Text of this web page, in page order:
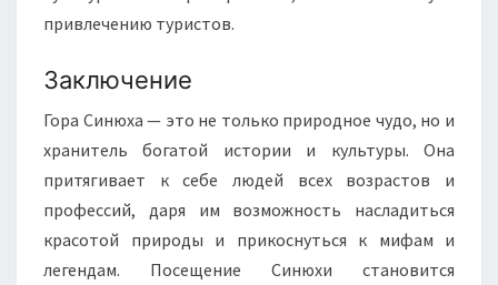
привлечению туристов.
Заключение
Гора Синюха — это не только природное чудо, но и
хранитель богатой истории и культуры. Она
притягивает к себе людей всех возрастов и
профессий, даря им возможность насладиться
красотой природы и прикоснуться к мифам и
легендам. Посещение Синюхи становится